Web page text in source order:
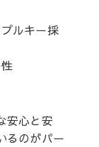
ルキー採
安心と安
るのがパー